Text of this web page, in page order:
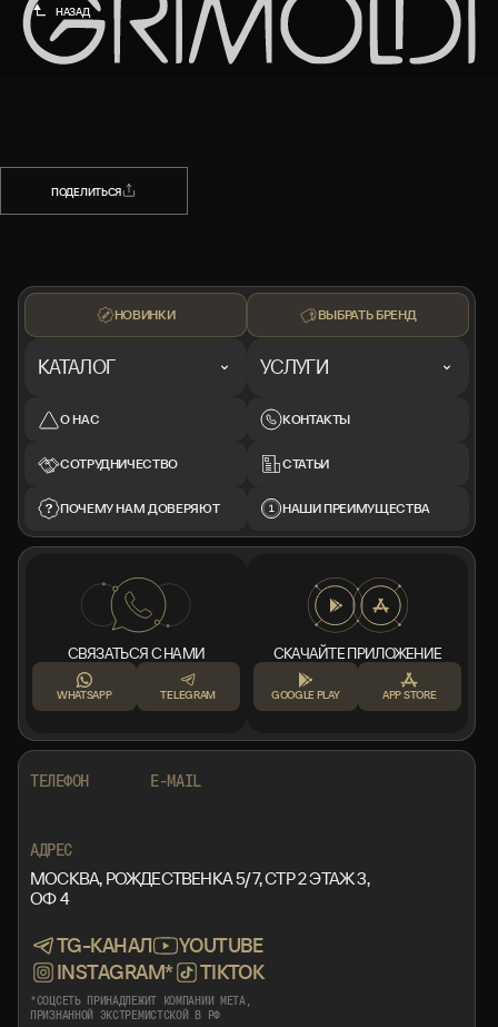
НАЗАД
НАЗАД
ПОДЕЛИТЬСЯ
НОВИНКИ
КАТАЛОГ
О НАС
СОТРУДНИЧЕСТВО
ПОЧЕМУ НАМ ДОВЕРЯЮТ
ВЫБРАТЬ БРЕНД
УСЛУГИ
КОНТАКТЫ
СТАТЬИ
НАШИ ПРЕИМУЩЕСТВА
СВЯЗАТЬСЯ С НАМИ
WHATSAPP TELEGRAM
СКАЧАЙТЕ ПРИЛОЖЕНИЕ
GOOGLE PLAY APP STORE
ТЕЛЕФОН E-MAIL
АДРЕС
МОСКВА, РОЖДЕСТВЕНКА 5/7, СТР 2 ЭТАЖ 3,
ОФ 4
TG-КАНАЛ
YOUTUBE
INSTAGRAM*
TIKTOK
*СОЦСЕТЬ ПРИНАДЛЕЖИТ КОМПАНИИ META,
ПРИЗНАННОЙ ЭКСТРЕМИСТСКОЙ В РФ